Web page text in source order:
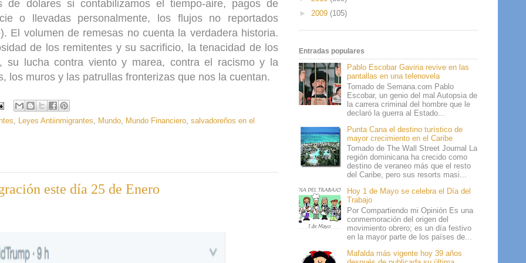
de dólares si contabilizamos el tiempo-aire, pagos de
o llevadas personalmente, los flujos no reportados
El volumen de remesas no cuenta la verdadera historia.
de los remitentes y su sacrificio, la tenacidad de los
su lucha contra viento y marea, contra el racismo y la
los muros y las patrullas fronterizas que nos la cuentan.
, Leyes Antiinmigrantes, Mundo, Mundo Financiero, salvadoreños en el
este día 25 de Enero
► 2009 (105)
Entradas populares
Pablo Escobar Gaviria revive en las
pantallas en una telenovela
Tomado de Semana.com Pablo
Escobar, un genio del mal Autopsia de
la carrera criminal del hombre que le
declaró la guerra al Estado...
Punta Cana el destino turístico de
mayor crecimiento en el Caribe
Tomado de The Wall Street Journal La
región dominicana ha crecido como
destino de veraneo más que el resto
del Caribe, pero sus resorts masi...
Hoy 1 de Mayo se celebra el Día del
Trabajo
Por Compartiendo mi Opinión Es una
conmemoración del origen del
movimiento obrero; es un día festivo
en la mayor parte de los países de...
Mafalda más vigente hoy 39 años